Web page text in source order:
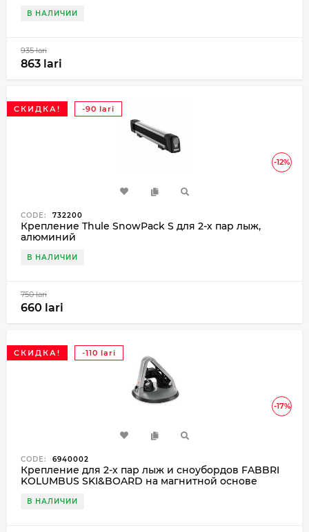
В НАЛИЧИИ
935 lari
863 lari
-12%
СКИДКА! -90 lari
CODE: 732200
Крепление Thule SnowPack S для 2-х пар лыж,
алюминий
В НАЛИЧИИ
750 lari
660 lari
-17%
СКИДКА! -110 lari
CODE: 6940002
Крепление для 2-х пар лыж и сноубордов FABBRI
KOLUMBUS SKI&BOARD на магнитной основе
В НАЛИЧИИ